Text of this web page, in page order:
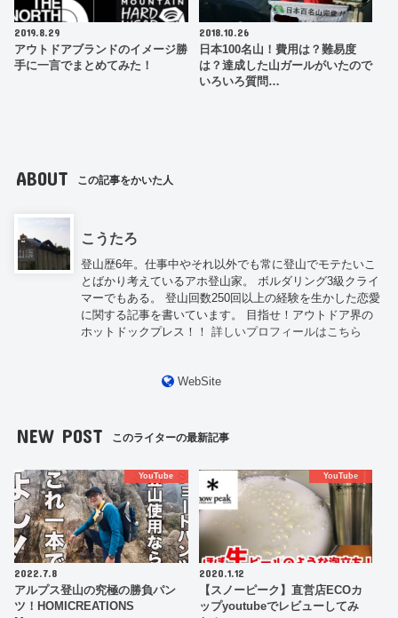
2019.8.29
アウトドアブランドのイメージ勝
手に一言でまとめてみた！
2018.10.26
日本100名山！費用は？難易度
は？達成した山ガールがいたので
いろいろ質問…
ABOUT この記事をかいた人
こうたろ
登山歴6年。仕事中やそれ以外でも常に登山でモテたいこ
とばかり考えているアホ登山家。 ボルダリング3級クライ
マーでもある。 登山回数250回以上の経験を生かした恋愛
に関する記事を書いています。 目指せ！アウトドア界の
ホットドックプレス！！詳しいプロフィールはこちら
WebSite
NEW POST このライターの最新記事
YouTube
2022.7.8
アルプス登山の究極の勝負パン
ツ！HOMICREATIONS
YouTube
2020.1.12
【スノーピーク】直営店ECOカ
ップyoutubeでレビューしてみ